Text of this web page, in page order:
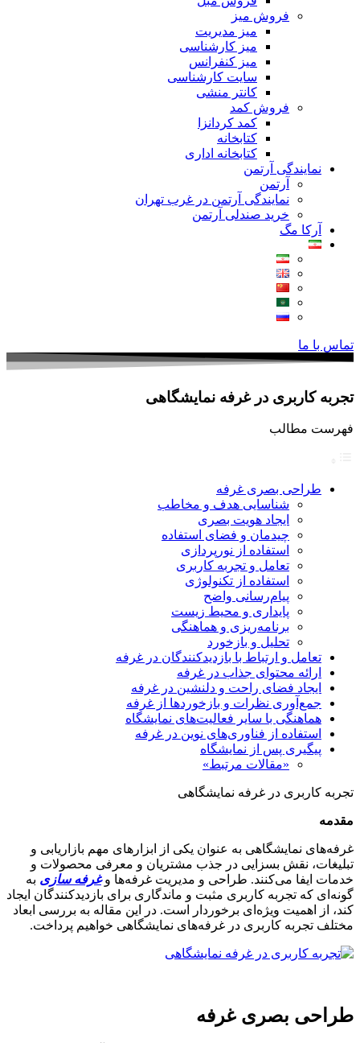
فروش میز
میز مدیریت
میز کارشناسی
میز کنفرانس
سایت کارشناسی
کانتر منشی
فروش کمد
کمد کردانزا
کتابخانه
کتابخانه اداری
نمایندگی آرتمن
آرتمن
نمایندگی آرتمن در غرب تهران
خرید صندلی آرتمن
آرکا مگ
تماس با ما
تجربه کاربری در غرفه نمایشگاهی
فهرست مطالب
طراحی بصری غرفه
شناسایی هدف و مخاطب
ایجاد هویت بصری
چیدمان و فضای استفاده
استفاده از نورپردازی
تعامل و تجربه کاربری
استفاده از تکنولوژی
پیام‌رسانی واضح
پایداری و محیط زیست
برنامه‌ریزی و هماهنگی
تحلیل و بازخورد
تعامل و ارتباط با بازدیدکنندگان در غرفه
ارائه محتوای جذاب در غرفه
ایجاد فضای راحت و دلنشین در غرفه
جمع‌آوری نظرات و بازخوردها از غرفه
هماهنگی با سایر فعالیت‌های نمایشگاه
استفاده از فناوری‌های نوین در غرفه
پیگیری پس از نمایشگاه
«مقالات مرتبط»
تجربه کاربری در غرفه نمایشگاهی
مقدمه
غرفه‌های نمایشگاهی به عنوان یکی از ابزارهای مهم بازاریابی و
تبلیغات، نقش بسزایی در جذب مشتریان و معرفی محصولات و
خدمات ایفا می‌کنند. طراحی و مدیریت غرفه‌ها وغرفه سازی به
گونه‌ای که تجربه کاربری مثبت و ماندگاری برای بازدیدکنندگان ایجاد
کند، از اهمیت ویژه‌ای برخوردار است. در این مقاله به بررسی ابعاد
مختلف تجربه کاربری در غرفه‌های نمایشگاهی خواهیم پرداخت.
طراحی بصری غرفه